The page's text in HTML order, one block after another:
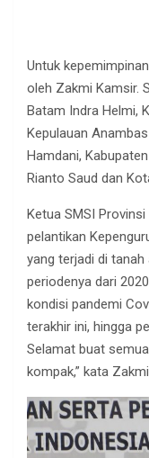
Untuk
oleh Zakmi Kamsir.
Batam Indra Helmi,
Kepulauan
Hamdani,
Rianto Saud dan
Ketua SMSI
pelantikan
yang terjadi di tanah
periodenya dari
kondisi pandemi
terakhir ini, hingga
Selamat buat
kompak,” kata